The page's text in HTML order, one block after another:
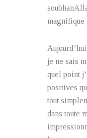
magnifique
je ne sais
quel point
positives
tout
dans toute